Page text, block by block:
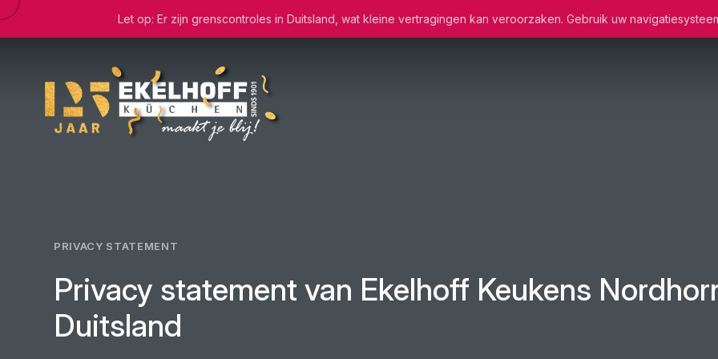
PRIVACY STATEMENT
Privacy statement van Ekelhoff Keukens
Duitsland
Let op: Er zijn grenscontroles in Duitsland, wat kleine vertragingen kan veroorzaken. Gebruik uw